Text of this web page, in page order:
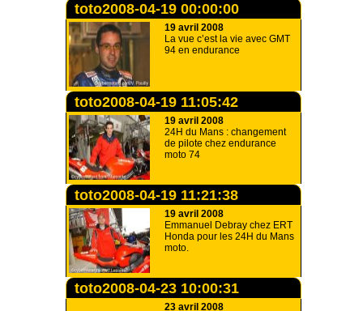
toto2008-04-19 00:00:00
19 avril 2008
La vue c’est la vie avec GMT
94 en endurance
toto2008-04-19 11:05:42
19 avril 2008
24H du Mans : changement
de pilote chez endurance
moto 74
toto2008-04-19 11:21:38
19 avril 2008
Emmanuel Debray chez ERT
Honda pour les 24H du Mans
moto.
toto2008-04-23 10:00:31
23 avril 2008